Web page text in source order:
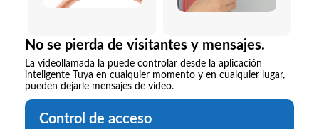
No se pierda de visitantes y mensajes.
La videollamada la puede controlar desde la aplicación
inteligente Tuya en cualquier momento y en cualquier lugar,
pueden dejarle mensajes de video.
Control de acceso